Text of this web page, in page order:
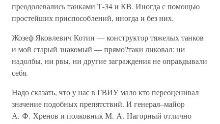
преодолевались танками Т-34 и КВ. Иногда с помощью
простейших приспособлений, иногда и без них.
Жозеф Яковлевич Котин — конструктор тяжелых танков
и мой старый знакомый — прямо?таки ликовал: ни
надолбы, ни рвы, ни другие заграждения не оправдывали
себя.
Надо сказать, что у нас в ГВИУ мало кто переоценивал
значение подобных препятствий. И генерал–майор
А. Ф. Хренов и полковник М. А. Нагорный отлично